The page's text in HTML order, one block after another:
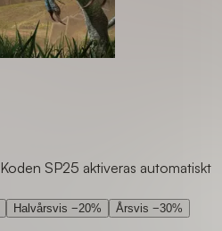
Koden SP25 aktiveras automatiskt
Halvårsvis −20% Årsvis −30%